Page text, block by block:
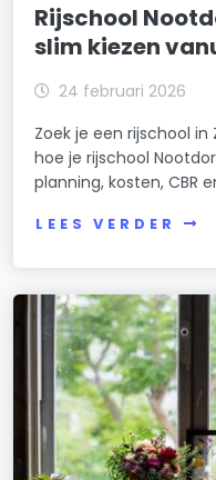
Rijschool
slim kiezen
24 februari 2026
Zoek je een rijschool
hoe je rijschool
planning, kosten, CBR
LEES VERDER